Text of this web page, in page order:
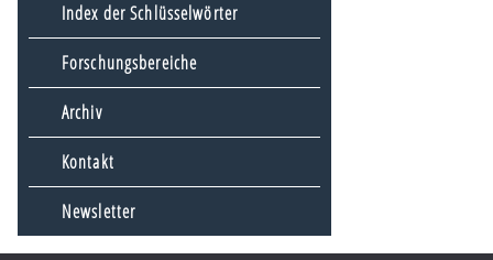
Index der Schlüsselwörter
Forschungsbereiche
Archiv
Kontakt
Newsletter